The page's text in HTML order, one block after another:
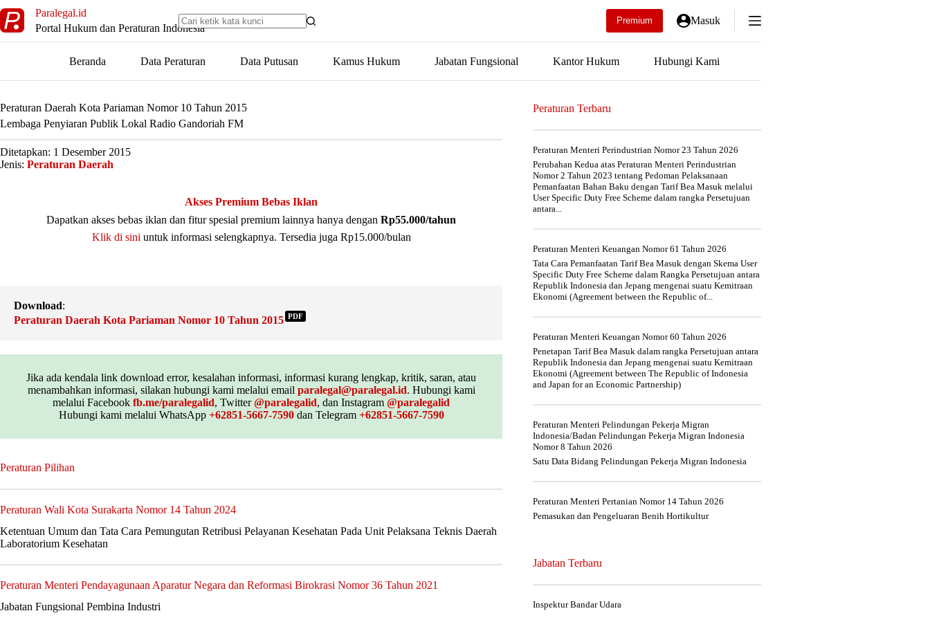
to
content
Paralegal.id
Portal Hukum dan Peraturan Indonesia
Premium Masuk
Beranda Data Peraturan Data Putusan Kamus Hukum Jabatan Fungsional Kantor Hukum Hubungi Kami
Peraturan Daerah Kota Pariaman Nomor 10 Tahun 2015
Lembaga Penyiaran Publik Lokal Radio Gandoriah FM
Ditetapkan: 1 Desember 2015
Jenis: Peraturan Daerah
Akses Premium Bebas Iklan
Dapatkan akses bebas iklan dan fitur spesial premium lainnya hanya dengan Rp55.000/tahun
Klik di sini untuk informasi selengkapnya. Tersedia juga Rp15.000/bulan
Download:
Peraturan Daerah Kota Pariaman Nomor 10 Tahun 2015 PDF
Jika ada kendala link download error, kesalahan informasi, informasi kurang lengkap, kritik, saran, atau
menambahkan informasi, silakan hubungi kami melalui email paralegal@paralegal.id. Hubungi kami
melalui Facebook fb.me/paralegalid, Twitter@paralegalid, dan Instagram @paralegalid
Hubungi kami melalui WhatsApp +62851-5667-7590dan Telegram +62851-5667-7590
Peraturan Pilihan
Peraturan Wali Kota Surakarta Nomor 14 Tahun 2024
Ketentuan Umum dan Tata Cara Pemungutan Retribusi Pelayanan Kesehatan Pada Unit Pelaksana Teknis Daerah
Laboratorium Kesehatan
Peraturan Menteri Pendayagunaan Aparatur Negara dan Reformasi Birokrasi Nomor 36 Tahun 2021
Jabatan Fungsional Pembina Industri
Peraturan Terbaru
Peraturan Menteri Perindustrian Nomor 23 Tahun 2026
Perubahan Kedua atas Peraturan Menteri Perindustrian
Nomor 2 Tahun 2023 tentang Pedoman Pelaksanaan
Pemanfaatan Bahan Baku dengan Tarif Bea Masuk melalui
User Specific Duty Free Scheme dalam rangka Persetujuan
antara...
Peraturan Menteri Keuangan Nomor 61 Tahun 2026
Tata Cara Pemanfaatan Tarif Bea Masuk dengan Skema User
Specific Duty Free Scheme dalam Rangka Persetujuan antara
Republik Indonesia dan Jepang mengenai suatu Kemitraan
Ekonomi (Agreement between the Republic of...
Peraturan Menteri Keuangan Nomor 60 Tahun 2026
Penetapan Tarif Bea Masuk dalam rangka Persetujuan antara
Republik Indonesia dan Jepang mengenai suatu Kemitraan
Ekonomi (Agreement between The Republic of Indonesia
and Japan for an Economic Partnership)
Peraturan Menteri Pelindungan Pekerja Migran
Indonesia/Badan Pelindungan Pekerja Migran Indonesia
Nomor 8 Tahun 2026
Satu Data Bidang Pelindungan Pekerja Migran Indonesia
Peraturan Menteri Pertanian Nomor 14 Tahun 2026
Pemasukan dan Pengeluaran Benih Hortikultur
Jabatan Terbaru
Inspektur Bandar Udara